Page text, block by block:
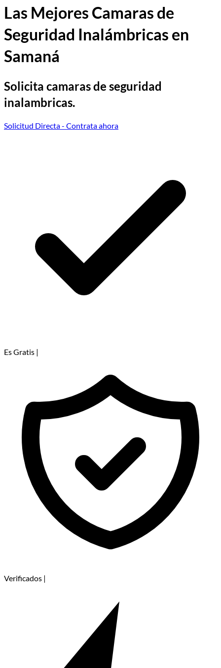
Las Mejores Camaras de
Seguridad Inalámbricas en
Samaná
Solicita camaras de seguridad
inalambricas.
Solicitud Directa- Contrata ahora
Es Gratis |
Verificados |